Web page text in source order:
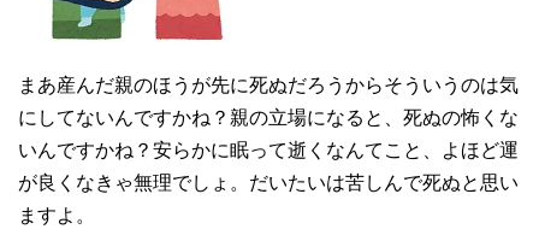
まあ産んだ親のほうが先に死ぬだろうからそういうのは気
にしてないんですかね？親の立場になると、死ぬの怖くな
いんですかね？安らかに眠って逝くなんてこと、よほど運
が良くなきゃ無理でしょ。だいたいは苦しんで死ぬと思い
ますよ。